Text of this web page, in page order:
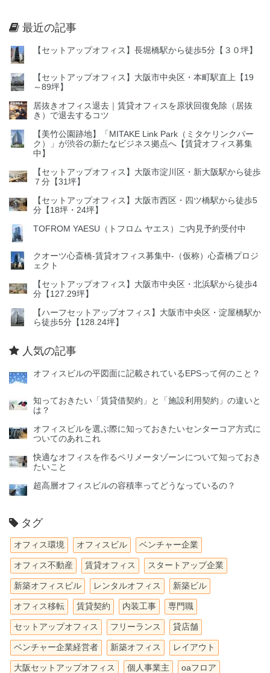
最近の記事
【セットアップオフィス】長堀橋駅から徒歩5分【３０坪】
【セットアップオフィス】大阪市中央区・本町駅直上【19
～89坪】
居抜きオフィス退去｜賃貸オフィスを原状回復免除（居抜
き）で退去するコツ
【美竹公園跡地】「MITAKE Link Park（ミタケリンクパー
ク）」が渋谷の新たなビジネス拠点へ【賃貸オフィス募集
中】
【セットアップオフィス】大阪市淀川区・新大阪駅から徒歩
７分【31坪】
【セットアップオフィス】大阪市西区・四ツ橋駅から徒歩5
分【18坪・24坪】
TOFROM YAESU（トフロム ヤエス）ご内見予約受付中
クオーツ心斎橋‐賃貸オフィス募集中‐（仮称）心斎橋プロジ
ェクト
【セットアップオフィス】大阪市中央区・北浜駅から徒歩4
分【127.29坪】
【ハーフセットアップオフィス】大阪市中央区・淀屋橋駅か
ら徒歩5分【128.24坪】
人気の記事
オフィスビルの平図面に記載されているEPSって何のこと？
知っておきたい「賃貸借契約」と「施設利用契約」の違いと
は？
オフィスビルを選ぶ際に知っておきたいセンターコア方式に
ついてのあれこれ
快適なオフィスを作るペリメータゾーンについて知っておき
たいこと
超高層オフィスビルの容積率ってどうなっているの？
タグ
オフィス環境 オフィスビル ベンチャー企業
オフィス不動産 賃貸オフィス スタートアップ企業
新築オフィスビル レンタルオフィス 新築ビル
オフィス移転 賃貸契約 内装工事 専門職
セットアップオフィス フリーランス 貸店舗
ベンチャー企業経営者 新築オフィス レイアウト
大阪セットアップオフィス 個人事業主 oaフロア